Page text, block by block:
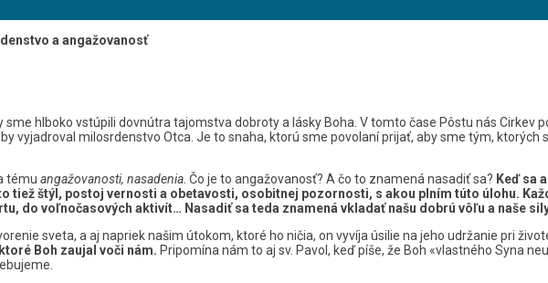
a angažovanosť
hlboko vstúpili dovnútra tajomstva dobroty a lásky Boha. V tomto čase Pôstu nás Cirkev
vyjadroval milosrdenstvo Otca. Je to snaha, ktorú sme povolaní prijať, aby sme tým,
tému angažovanosti, nasadenia . Čo je to angažovanosť? A čo to znamená nasadiť sa? Keď sa
tiež štýl, postoj vernosti a obetavosti, osobitnej pozornosti, s akou plním túto úlohu.
do voľnočasových aktivít… Nasadiť sa teda znamená vkladať našu dobrú vôľu a naše
sveta, a aj napriek našim útokom, ktoré ho ničia, on vyvíja úsilie na jeho udržanie pri
Boh zaujal voči nám. Pripomína nám to aj sv. Pavol, keď píše, že Boh «vlastného Syna